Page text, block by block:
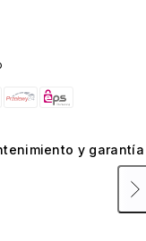
y garantía